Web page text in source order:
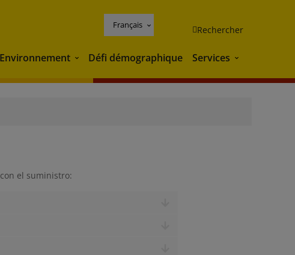
Français Rechercher
Environnement Environnement
Défi démographique Services Services
el suministro: